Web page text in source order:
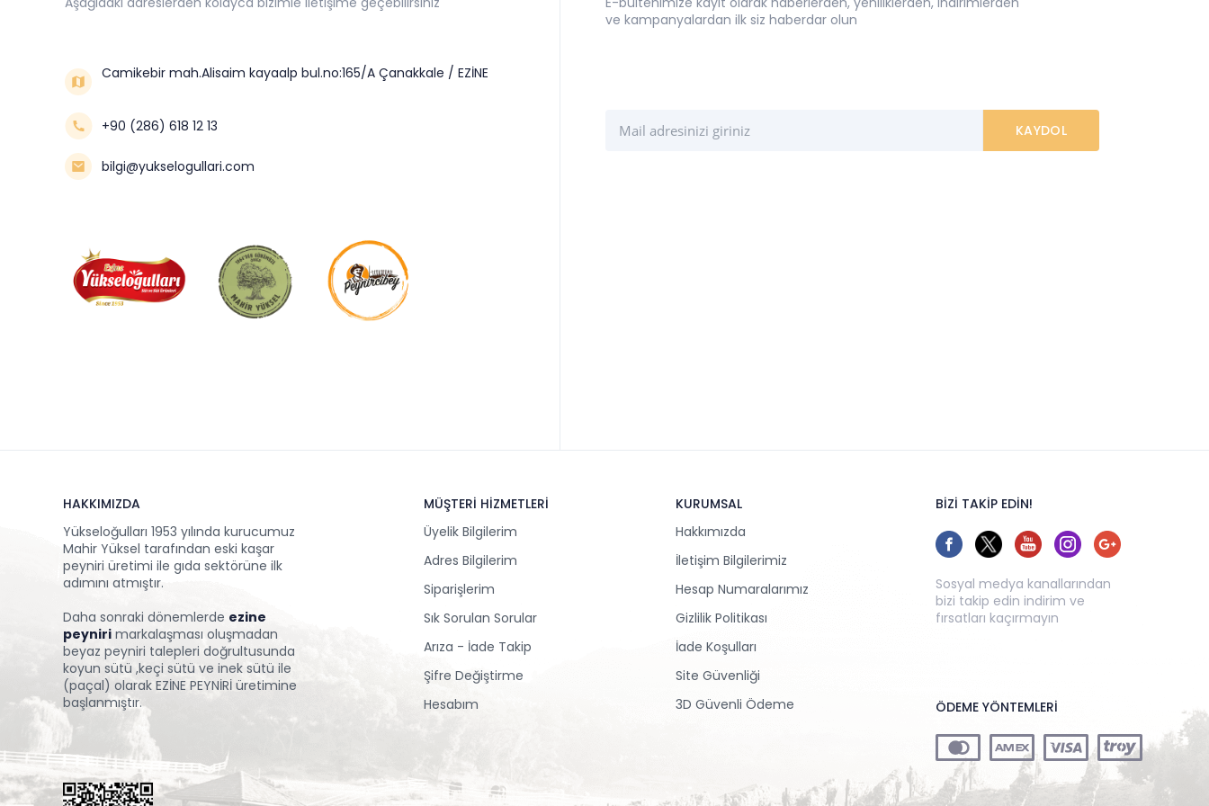
Camikebir mah.Alisaim kayaalp bul.no:165/A Çanakkale / EZİNE
+90 (286) 618 12 13
bilgi@yukselogullari.com
ve kampanyalardan ilk siz haberdar olun
HAKKIMIZDA
Yükseloğulları 1953 yılında kurucumuz
Mahir Yüksel tarafından eski kaşar
peyniri üretimi ile gıda sektörüne ilk
adımını atmıştır.
Daha sonraki dönemlerde ezine
peynirimarkalaşması oluşmadan
beyaz peyniri talepleri doğrultusunda
koyun sütü ,keçi sütü ve inek sütü ile
(paçal) olarak EZİNE PEYNİRİ üretimine
başlanmıştır.
MÜŞTERİ HİZMETLERİ
Üyelik Bilgilerim
Adres Bilgilerim
Siparişlerim
Sık Sorulan Sorular
Arıza - İade Takip
Şifre Değiştirme
Hesabım
KURUMSAL
Hakkımızda
İletişim Bilgilerimiz
Hesap Numaralarımız
Gizlilik Politikası
İade Koşulları
Site Güvenliği
3D Güvenli Ödeme
BİZİ TAKİP EDİN!
Sosyal medya kanallarından
bizi takip edin indirim ve
fırsatları kaçırmayın
ÖDEME YÖNTEMLERİ